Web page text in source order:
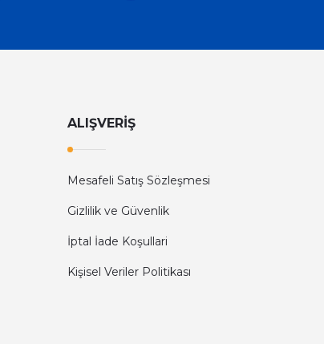
ALIŞVERİŞ
Mesafeli Satış Sözleşmesi
Gizlilik ve Güvenlik
İptal İade Koşullari
Kişisel Veriler Politikası